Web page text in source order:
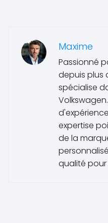
Maxime
Passionné
depuis plus
spécialise
expertise
de la
qualité